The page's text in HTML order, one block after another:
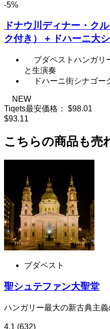
-5%
ドナウ川ディナー・ク
ク付き） + ドハーニ大
ブダペストハンガリ
と生演奏
ドハーニ街シナゴー
NEW
Tiqets最安価格：
$98.01
$93.11
こちらの商品も売
ブダペスト
聖シュテファン大聖堂
ハンガリー最大の新古典主義
4.1 (632)